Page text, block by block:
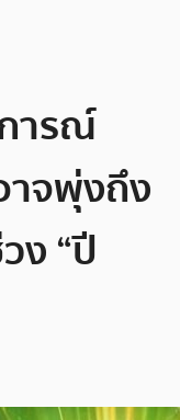
ารณ์
าจพุ่งถึง
ง “ปี